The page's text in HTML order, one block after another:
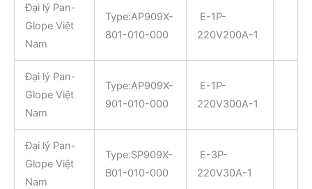
Đại lý Pan-
Glope Việt
Nam
Type:AP909X-
801-010-000
E-1P-
220V200A-1
Đại lý Pan-
Glope Việt
Nam
Type:AP909X-
901-010-000
E-1P-
220V300A-1
Đại lý Pan-
Glope Việt
Nam
Type:SP909X-
B01-010-000
E-3P-
220V30A-1